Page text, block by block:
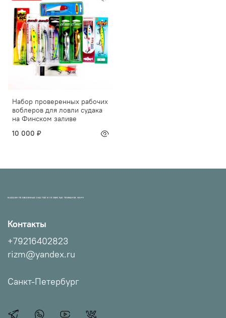
Набор проверенных рабочих
воблеров для ловли судака
на Финском заливе
10 000 ₽
МАГАЗИН ПРОВЕРЕННЫХ СНАСТЕЙ И УЛОВИСТЫХ ПРИМАНОК НХНЧ!
Контакты
+79216402823
rizm@yandex.ru
Санкт-Петербург